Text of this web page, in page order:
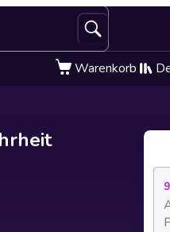
Warenkorb